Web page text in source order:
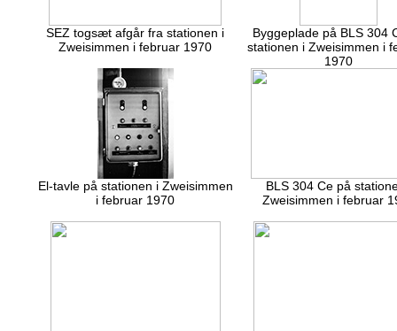
SEZ togsæt afgår fra stationen i
Zweisimmen i februar 1970
Byggeplade på BLS 304
stationen i Zweisimmen i
1970
El-tavle på stationen i Zweisimmen
i februar 1970
BLS 304 Ce på
Zweisimmen i februar